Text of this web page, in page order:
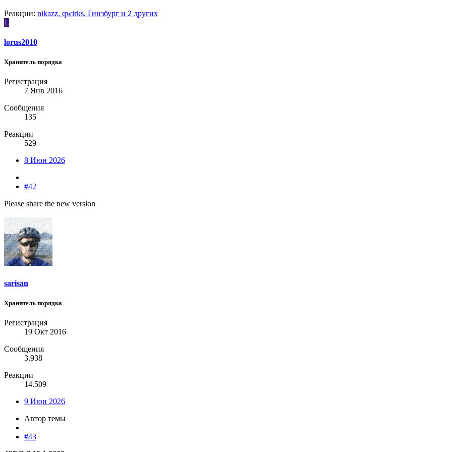
Реакции: nikazz, qwirks, Гинзбург и 2 других
L
lorus2010
Хранитель порядка
Регистрация
7 Янв 2016
Сообщения
135
Реакции
529
8 Июн 2026
#42
Please share the new version
sarisan
Хранитель порядка
Регистрация
19 Окт 2016
Сообщения
3.938
Реакции
14.509
9 Июн 2026
Автор темы
#43